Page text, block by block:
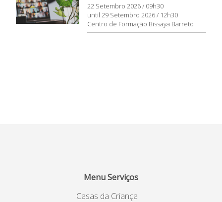
22 Setembro 2026 / 09h30
until 29 Setembro 2026 / 12h30
Centro de Formação Bissaya Barreto
Menu Serviços
Casas da Criança